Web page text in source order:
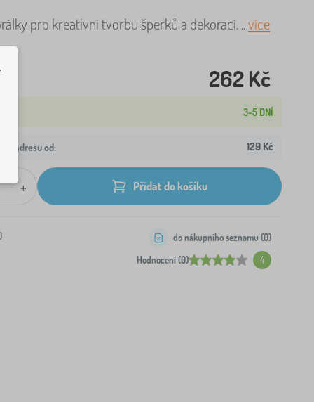
pro kreativní tvorbu šperků a dekorací. ..více
262 Kč
3-5 DNÍ
adresu od: 129 Kč
+ Přidat do košíku
Hodnocení (0) 4
do nákupního seznamu (0)